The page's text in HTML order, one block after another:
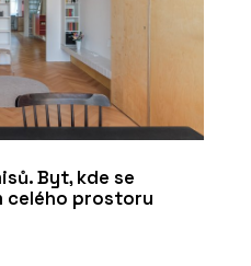
Byt, kde se
celého prostoru